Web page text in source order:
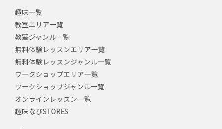
趣味一覧
教室エリア一覧
教室ジャンル一覧
無料体験レッスンエリア一覧
無料体験レッスンジャンル一覧
ワークショップエリア一覧
ワークショップジャンル一覧
オンラインレッスン一覧
趣味なびSTORES